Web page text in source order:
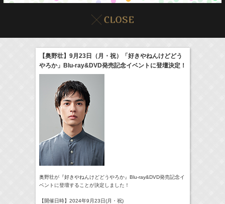
本日の出演情報8/8(Sat) イベント販売情報
17:55-18:00
(Radio) ラジオドラマ「一建設presents おうちのはなし」 髙橋ひかる
一泊家族
19:30-19:45
(Radio)
21:00 -21:30
(Radio)
> More
【奥野壮】9月23日（月・祝）「好きやねんけどどう
やろか」Blu-ray&DVD発売記念イベントに登壇決定！
奥野壮が『好きやねんけどどうやろか』Blu-ray&DVD発売記念イ
ベントに登壇することが決定しました！
【開催日時】2024年9月23日(月・祝)